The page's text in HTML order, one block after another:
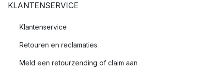
KLANTENSERVICE
Klantenservice
Retouren en reclamaties
Meld een retourzending of claim aan